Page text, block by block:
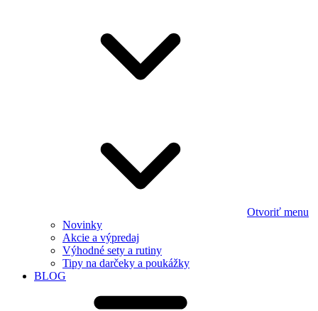
Otvoriť menu
Novinky
Akcie a výpredaj
Výhodné sety a rutiny
Tipy na darčeky a poukážky
BLOG